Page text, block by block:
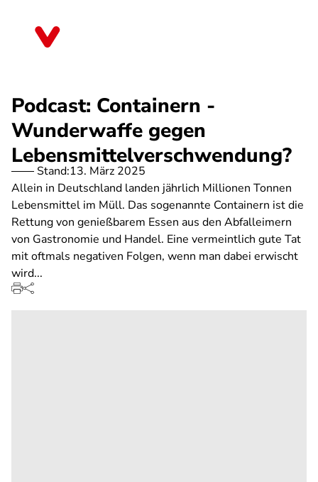
Podcast: Containern -
Wunderwaffe gegen
Lebensmittelverschwendung?
Stand:13. März 2025
Allein in Deutschland landen jährlich Millionen Tonnen
Lebensmittel im Müll. Das sogenannte Containern ist die
Rettung von genießbarem Essen aus den Abfalleimern
von Gastronomie und Handel. Eine vermeintlich gute Tat
mit oftmals negativen Folgen, wenn man dabei erwischt
wird...